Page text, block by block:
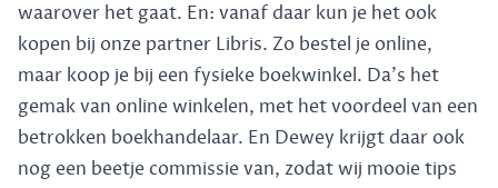
waarover het gaat. En: vanaf daar kun je het ook
kopen bij onze partner Libris. Zo bestel je online,
maar koop je bij een fysieke boekwinkel. Da's het
gemak van online winkelen, met het voordeel van een
betrokken boekhandelaar. En Dewey krijgt daar ook
nog een beetje commissie van, zodat wij mooie tips